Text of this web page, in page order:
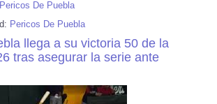
Pericos De Puebla
Pericos De Puebla
llega a su victoria 50 de la
tras asegurar la serie ante